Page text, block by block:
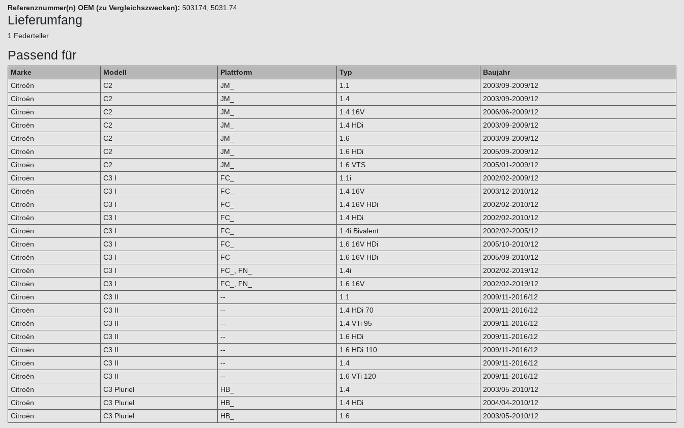
Referenznummer(n) OEM (zu Vergleichszwecken): 503174, 5031.74
Lieferumfang
1 Federteller
Passend für
Marke Modell Plattform Typ
Baujahr
Citroën
C2 JM_ 1.1
2003/09-2009/12
Citroën
C2 JM_ 1.4
2003/09-2009/12
Citroën
C2 JM_ 1.4 16V
2006/06-2009/12
Citroën
C2 JM_ 1.4 HDi
2003/09-2009/12
Citroën
C2 JM_ 1.6
2003/09-2009/12
Citroën
C2 JM_ 1.6 HDi
2005/09-2009/12
Citroën
C2 JM_ 1.6 VTS
2005/01-2009/12
Citroën
C3 I FC_ 1.1i
2002/02-2009/12
Citroën
C3 I FC_ 1.4 16V
2003/12-2010/12
Citroën
C3 I FC_ 1.4 16V HDi
2002/02-2010/12
Citroën
C3 I FC_ 1.4 HDi
2002/02-2010/12
Citroën
C3 I FC_ 1.4i Bivalent
2002/02-2005/12
Citroën
C3 I FC_ 1.6 16V HDi
2005/10-2010/12
Citroën
C3 I FC_ 1.6 16V HDi
2005/09-2010/12
Citroën
C3 I FC_, FN_ 1.4i
2002/02-2019/12
Citroën
C3 I FC_, FN_ 1.6 16V
2002/02-2019/12
Citroën
C3 II -- 1.1
2009/11-2016/12
Citroën
C3 II -- 1.4 HDi 70
2009/11-2016/12
Citroën
C3 II -- 1.4 VTi 95
2009/11-2016/12
Citroën
C3 II -- 1.6 HDi
2009/11-2016/12
Citroën
C3 II -- 1.6 HDi 110
2009/11-2016/12
Citroën
C3 II -- 1.4
2009/11-2016/12
Citroën
C3 II -- 1.6 VTi 120
2009/11-2016/12
Citroën
C3 Pluriel HB_ 1.4
2003/05-2010/12
Citroën
C3 Pluriel HB_ 1.4 HDi
2004/04-2010/12
Citroën
C3 Pluriel HB_ 1.6 2003/05-2010/12